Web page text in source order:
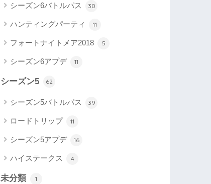
シーズン6バトルパス 30
ハンティングパーティ 11
フォートナイトメア2018 5
シーズン6アプデ 11
シーズン5 62
シーズン5バトルパス 39
ロードトリップ 11
シーズン5アプデ 16
ハイステークス 4
未分類 1